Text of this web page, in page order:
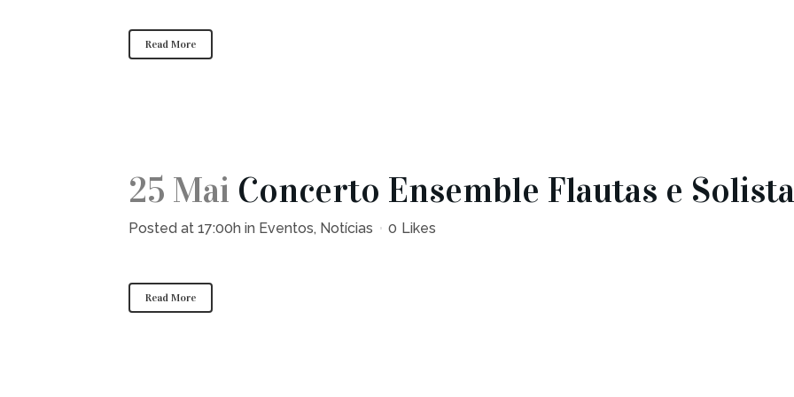
Read More
25 Mai Concerto Ensemble Flautas e
Posted at 17:00h in Eventos, Notícias 0 Likes
Read More